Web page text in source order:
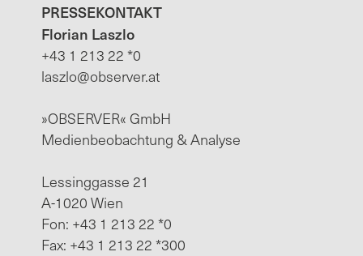
PRESSEKONTAKT
Florian Laszlo
+43 1 213 22 *0
laszlo@observer.at
»OBSERVER« GmbH
Medienbeobachtung & Analyse
Lessinggasse 21
A-1020 Wien
Fon: +43 1 213 22 *0
Fax: +43 1 213 22 *300